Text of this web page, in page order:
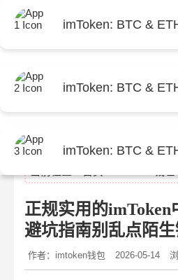
imToken: BTC &
imToken: BTC &
imToken: BTC &
正规实用的imToken
避坑指南别乱点陌
作者：imtoken钱包 2026-05-14